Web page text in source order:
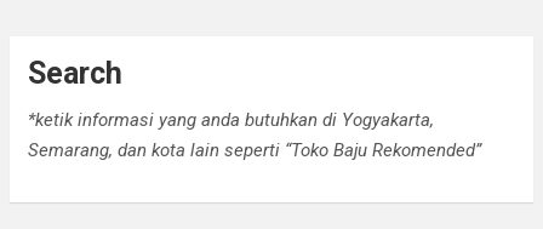
Search
*ketik informasi yang anda butuhkan di Yogyakarta,
Semarang, dan kota lain seperti “Toko Baju Rekomended”